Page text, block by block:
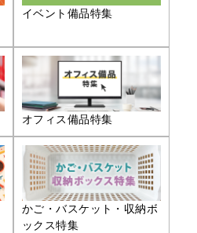
イベント備品特集
オフィス備品特集
かご・バスケット・収納ボ
ックス特集